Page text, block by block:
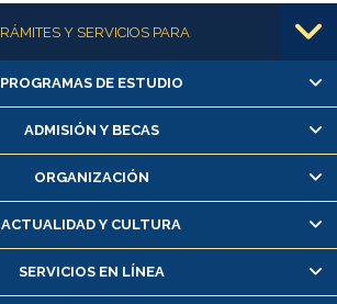
Y SERVICIOS PARA
os y exalumnas/os
Matrícula en línea
y cambio de asignaturas
Consulta y certificado de notas
Servicio médico y dental
de arancel y crédito alumnos
PROGRAMAS DE ESTUDIO
ADMISIÓN Y BECAS
ORGANIZACIÓN
ACTUALIDAD Y CULTURA
SERVICIOS EN LÍNEA